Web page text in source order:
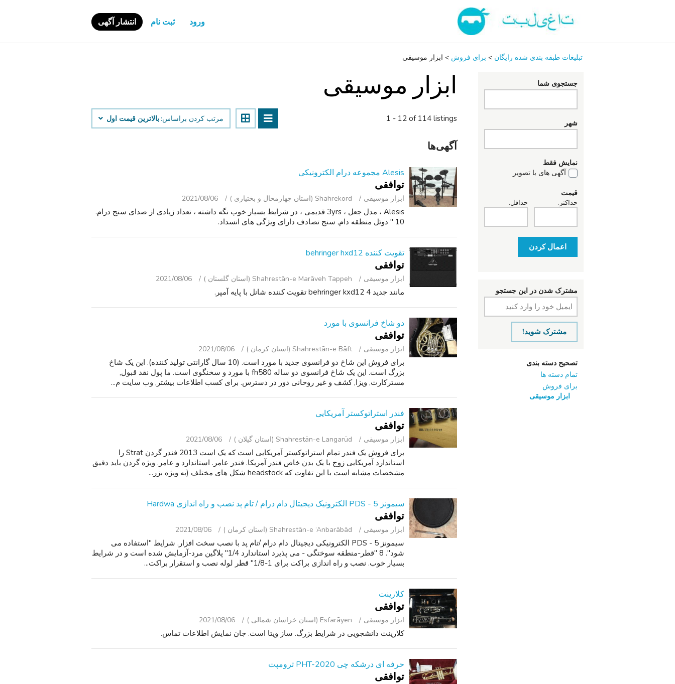
ورود ثبت نام انتشار آگهی
تبلیغات طبقه بندی شده رایگان > برای فروش > ابزار موسیقی
جستجوی شما
شهر
نمایش فقط
آگهی های با تصویر
قیمت
حداقل. حداکثر.
اعمال کردن
مشترک شدن در این جستجو
مشترک شوید!
تصحیح دسته بندی
تمام دسته ها
برای فروش
ابزار موسیقی
ابزار موسیقی
1 - 12 of 114 listings مرتب کردن براساس: بالاترین قیمت اول
آگهی‌ها
Alesis مجموعه درام الکترونیکی
توافقی
ابزار موسیقی Shahrekord (استان چهارمحال و بختیاری ) 2021/08/06
Alesis ، مدل جعل ، 3yrs قدیمی ، در شرایط بسیار خوب نگه داشته ، تعداد زیادی از صدای سنج درام.
10 " دوئل منطقه دام, سنج تصادف دارای ویژگی های انسداد.
تقویت کننده behringer hxd12
توافقی
ابزار موسیقی Shahrestān-e Marāveh Tappeh (استان گلستان ) 2021/08/06
مانند جدید behringer kxd12 4 تقویت کننده شانل با پایه آمپر.
دو شاخ فرانسوی با مورد
توافقی
ابزار موسیقی Shahrestān-e Bāft (استان کرمان ) 2021/08/06
برای فروش این شاخ دو فرانسوی جدید با مورد است. (10 سال گارانتی تولید کننده). این یک شاخ
بزرگ است. این یک شاخ فرانسوی دو ساله fh580 با مورد و سخنگوی است. ما پول نقد قبول,
مسترکارت, ویزا, کشف و غیر روحانی دور در دسترس. برای کسب اطلاعات بیشتر, وب سایت م...
فندر استراتوکستر آمریکایی
توافقی
ابزار موسیقی Shahrestān-e Langarūd (استان گیلان ) 2021/08/06
برای فروش یک فندر تمام استراتوکستر آمریکایی است که یک است 2013 فندر گردن Strat را
استاندارد آمریکایی زوج با یک بدن خاص فندر آمریکا. فندر عامر. استاندارد و عامر. ویژه گردن باید دقیق
مشخصات مشابه است با این تفاوت که headstock شکل های مختلف (به ویژه بزر...
سیمونز PDS - 5 الکترونیک دیجیتال دام درام / تام پد نصب و راه اندازی Hardwa
توافقی
ابزار موسیقی Shahrestān-e ‘Anbarābād (استان کرمان ) 2021/08/06
سیمونز PDS - 5 الکترونیکی دیجیتال دام درام /تام پد با نصب سخت افزار. شرایط "استفاده می
شود". 8 "قطر-منطقه سوختگی - می پذیرد استاندارد 1/4" پلاگین مرد-آزمایش شده است و در شرایط
بسیار خوب. نصب و راه اندازی براکت برای 1-1/8" قطر لوله نصب و استقرار براکت...
کلارینت
توافقی
ابزار موسیقی Esfarāyen (استان خراسان شمالی ) 2021/08/06
کلارینت دانشجویی در شرایط بزرگ. ساز ویتا است. جان نمایش اطلاعات تماس.
حرفه ای درشکه چی PHT-2020 ترومپت
توافقی